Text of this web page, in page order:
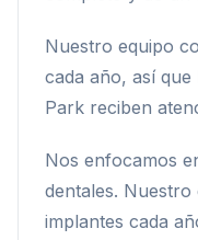
Nuestro equipo
cada año, así que
Park reciben
Nos enfocamos
dentales.
implantes cada